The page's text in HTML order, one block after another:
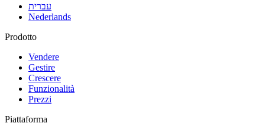
עברית
Nederlands
Prodotto
Vendere
Gestire
Crescere
Funzionalità
Prezzi
Piattaforma